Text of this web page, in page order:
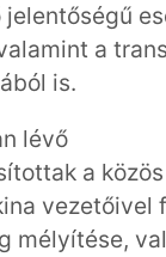
a
is.
lévő
a közös
vezetőivel
mélyítése,